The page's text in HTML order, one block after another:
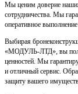
Мы ценим доверие
сотрудничества. Мы
оперативное выполнение
Выбирая
«МОДУЛЬ-ЛТД», вы
ценностей. Мы
и отличный сервис.
защиту вашего